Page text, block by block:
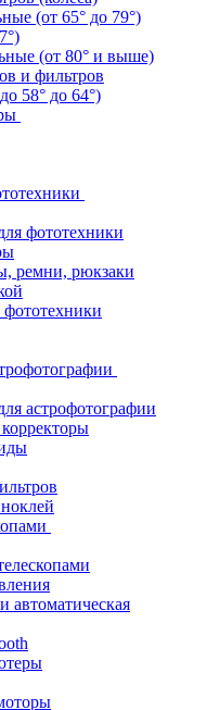
(от 65° до 79°)
(от 80° и выше)
и фильтров
58° до 64°)
фототехники
ремни, рюкзаки
астрофотографии
автоматическая